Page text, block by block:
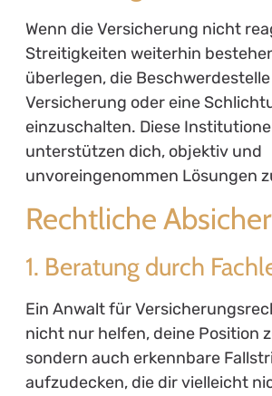
Wenn die Versicherung nicht
Streitigkeiten weiterhin
überlegen, die
Versicherung oder eine
einzuschalten. Diese
unterstützen dich, objektiv und
unvoreingenommen Lösungen
Rechtliche
1. Beratung durch
Ein Anwalt für
nicht nur helfen, deine Position
sondern auch erkennbare
aufzudecken, die dir vielleicht